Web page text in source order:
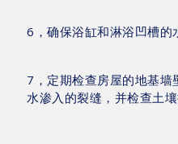
6，确保浴缸和淋浴凹槽的
7，定期检查房屋的地基墙
水渗入的裂缝，并检查土壤